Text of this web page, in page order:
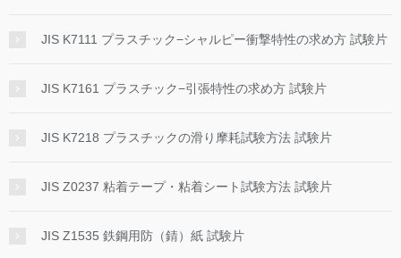
JIS K7111 プラスチック−シャルピー衝撃特性の求め方 試験片
JIS K7161 プラスチック−引張特性の求め方 試験片
JIS K7218 プラスチックの滑り摩耗試験方法 試験片
JIS Z0237 粘着テープ・粘着シート試験方法 試験片
JIS Z1535 鉄鋼用防（錆）紙 試験片